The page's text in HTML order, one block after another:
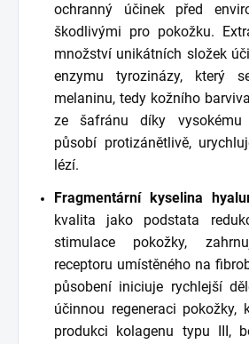
ochranný účinek před
škodlivými pro pokožku.
množství unikátních složek
enzymu tyrozinázy, který
melaninu, tedy kožního
ze šafránu díky vysokému
působí protizánětlivě,
lézí.
Fragmentární kyselina
kvalita jako podstata
stimulace pokožky,
receptoru umístěného na
působení iniciuje rychlejší
účinnou regeneraci pokožky,
produkci kolagenu typu III,